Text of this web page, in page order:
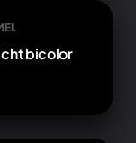
bicolor